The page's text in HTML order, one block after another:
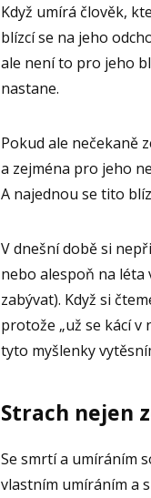
Když umírá člověk,
blízcí se na jeho
ale není to pro jeho
nastane.
Pokud ale nečekaně
a zejména pro jeho
A najednou se tito
V dnešní době si
nebo alespoň na léta
zabývat). Když si
protože „už se kácí v
tyto myšlenky
Strach nejen
Se smrtí a umíráním
vlastním umíráním a